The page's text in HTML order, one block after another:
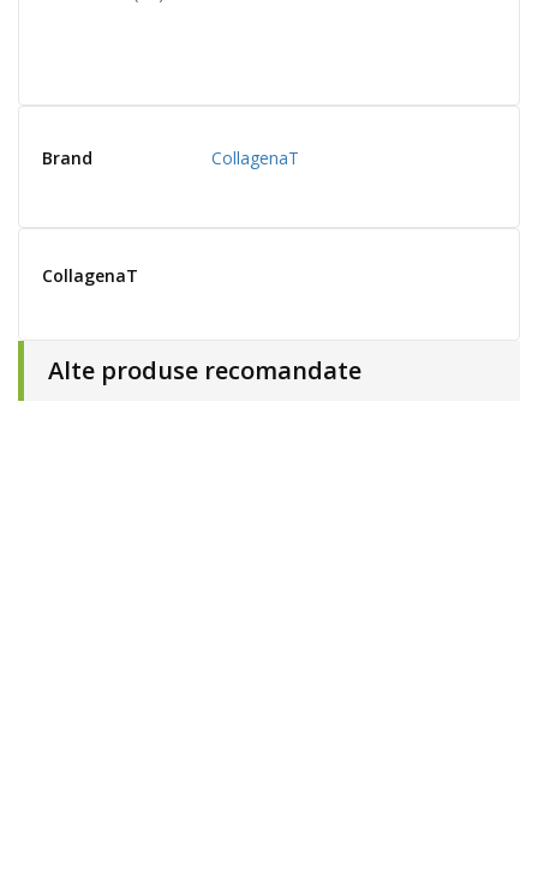
Brand CollagenaT
CollagenaT
Alte produse recomandate